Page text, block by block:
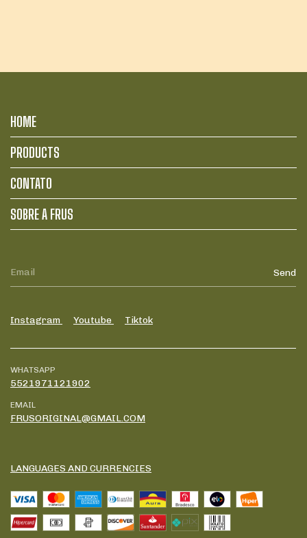
HOME
PRODUCTS
CONTATO
SOBRE A FRUS
Instagram Youtube Tiktok
WHATSAPP
5521971121902
EMAIL
FRUSORIGINAL@GMAIL.COM
LANGUAGES AND CURRENCIES